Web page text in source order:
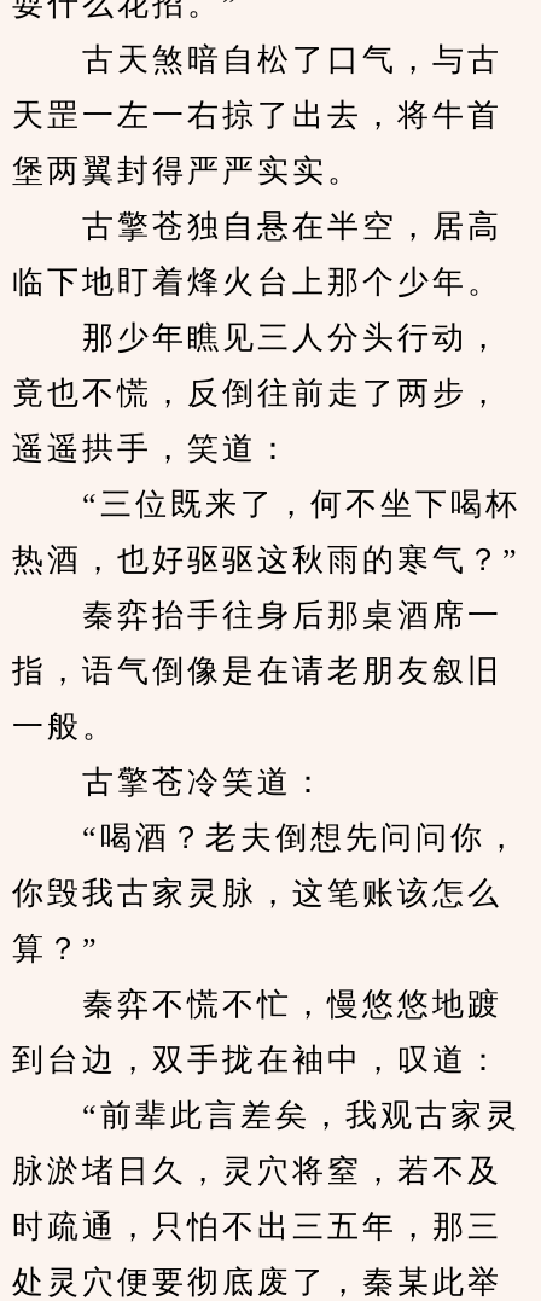
古天煞暗自松了口气，与古
天罡一左一右掠了出去，将牛首
堡两翼封得严严实实。
古擎苍独自悬在半空，居高
临下地盯着烽火台上那个少年。
那少年瞧见三人分头行动，
竟也不慌，反倒往前走了两步，
遥遥拱手，笑道：
“三位既来了，何不坐下喝杯
热酒，也好驱驱这秋雨的寒气？”
秦弈抬手往身后那桌酒席一
指，语气倒像是在请老朋友叙旧
一般。
古擎苍冷笑道：
“喝酒？老夫倒想先问问你，
你毁我古家灵脉，这笔账该怎么
算？”
秦弈不慌不忙，慢悠悠地踱
到台边，双手拢在袖中，叹道：
“前辈此言差矣，我观古家灵
脉淤堵日久，灵穴将窒，若不及
时疏通，只怕不出三五年，那三
处灵穴便要彻底废了，秦某此举